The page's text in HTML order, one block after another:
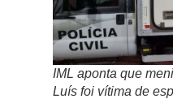
IML aponta que
Luís foi vítima de